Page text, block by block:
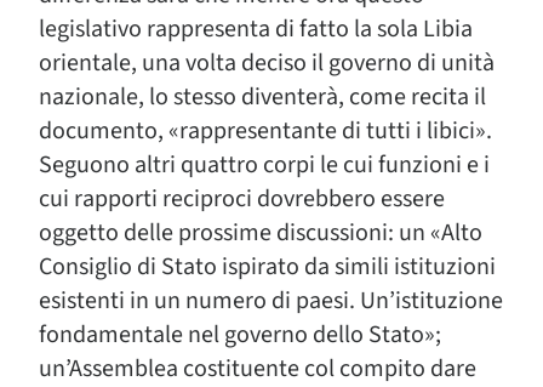
legislativo rappresenta di fatto la sola Libia
orientale, una volta deciso il governo di unità
nazionale, lo stesso diventerà, come recita il
documento, «rappresentante di tutti i libici».
Seguono altri quattro corpi le cui funzioni e i
cui rapporti reciproci dovrebbero essere
oggetto delle prossime discussioni: un «Alto
Consiglio di Stato ispirato da simili istituzioni
esistenti in un numero di paesi. Un’istituzione
fondamentale nel governo dello Stato»;
un’Assemblea costituente col compito dare